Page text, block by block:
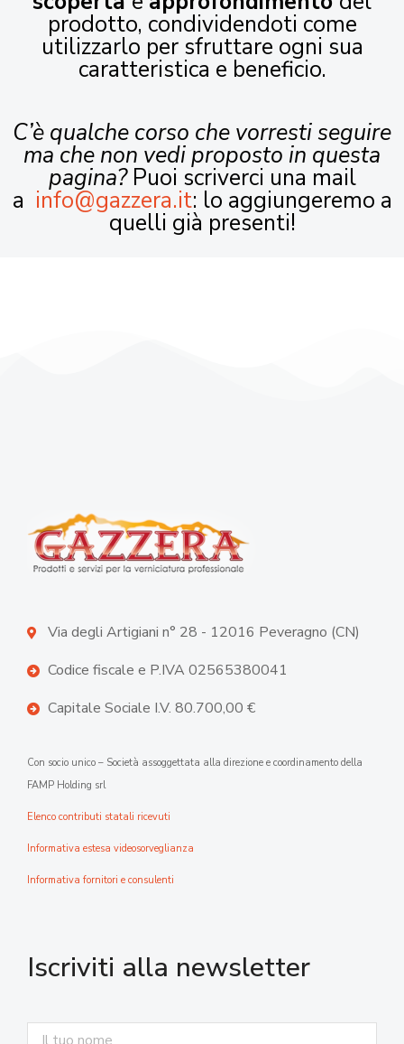
prodotto, condividendoti come
utilizzarlo per sfruttare ogni sua
caratteristica e beneficio.
C’è qualche corso che vorresti seguire
ma che non vedi proposto in questa
pagina?Puoi scriverci una mail
a info@gazzera.it: lo aggiungeremo a
quelli già presenti!
Via degli Artigiani n° 28 - 12016 Peveragno (CN)
Codice fiscale e P.IVA 02565380041
Capitale Sociale I.V. 80.700,00 €
Con socio unico – Società assoggettata alla direzione e coordinamento della
FAMP Holding srl
Elenco contributi statali ricevuti
Informativa estesa videosorveglianza
Informativa fornitori e consulenti
Iscriviti alla newsletter